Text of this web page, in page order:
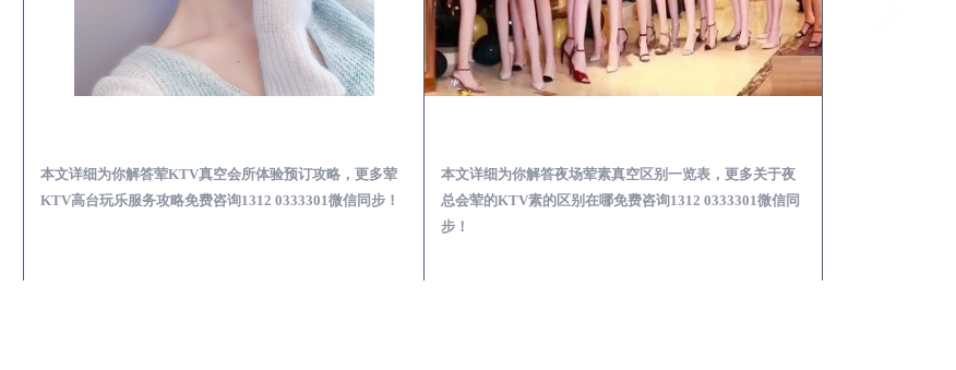
本文详细为你解答荤KTV真空会所体验预订攻略，更多荤
KTV高台玩乐服务攻略免费咨询1312 0333301微信同步！
本文详细为你解答夜场荤素真空区别一览表，更多关于夜
总会荤的KTV素的区别在哪免费咨询1312 0333301微信同
步！